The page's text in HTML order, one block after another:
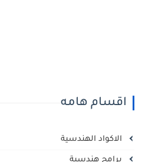
اقسام هامه
الاكواد الهندسية
برامج هندسية